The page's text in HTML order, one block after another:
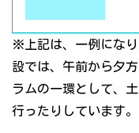
※上記は、一例にな
設では、午前から夕
ラムの一環として、
行ったりしています。